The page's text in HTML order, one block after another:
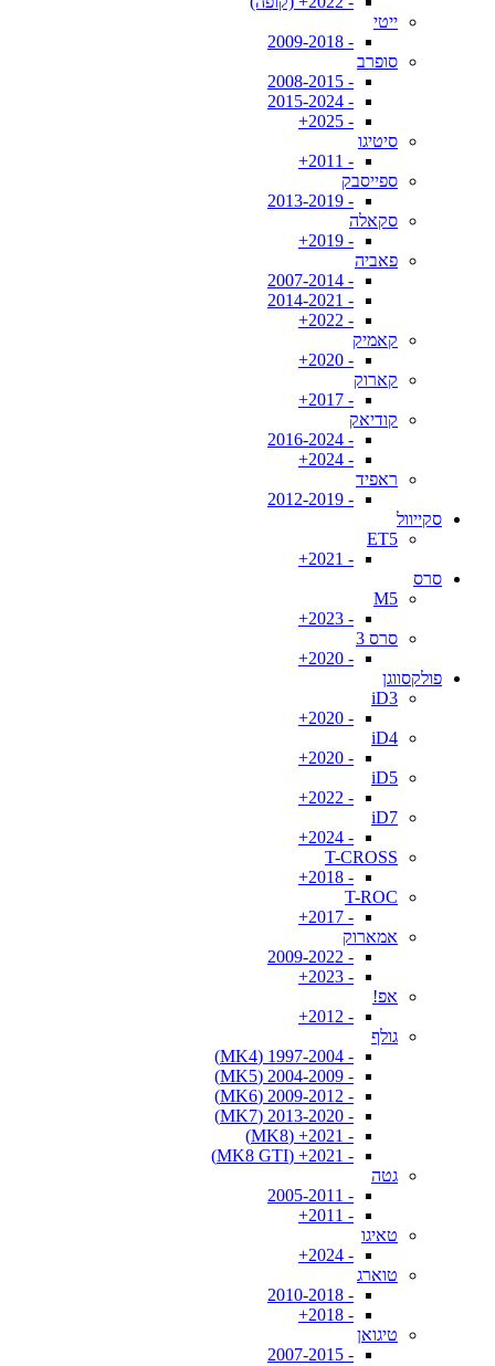
ייטי
- 2009-2018
סופרב
- 2008-2015
- 2015-2024
- 2025+
סיטיגו
- 2011+
ספייסבק
- 2013-2019
סקאלה
- 2019+
פאביה
- 2007-2014
- 2014-2021
- 2022+
קאמיק
- 2020+
קארוק
- 2017+
קודיאק
- 2016-2024
- 2024+
ראפיד
- 2012-2019
סקייוול
ET5
- 2021+
סרס
M5
- 2023+
סרס 3
- 2020+
פולקסווגן
iD3
- 2020+
iD4
- 2020+
iD5
- 2022+
iD7
- 2024+
T-CROSS
- 2018+
T-ROC
- 2017+
אמארוק
- 2009-2022
- 2023+
אפ!
- 2012+
גולף
- 1997-2004 (MK4)
- 2004-2009 (MK5)
- 2009-2012 (MK6)
- 2013-2020 (MK7)
- 2021+ (MK8)
- 2021+ (MK8 GTI)
גטה
- 2005-2011
- 2011+
טאיגו
- 2024+
טוארג
- 2010-2018
- 2018+
טיגואן
- 2007-2015